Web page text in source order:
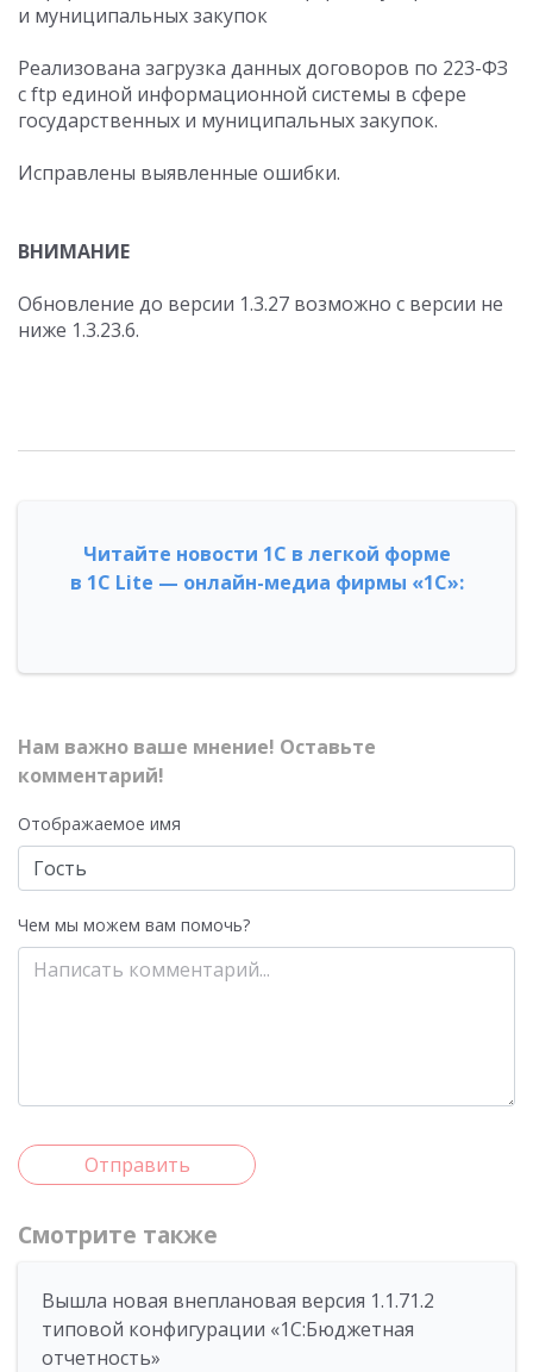
и муниципальных закупок
Реализована загрузка данных договоров по 223-ФЗ
с ftp единой информационной системы в сфере
государственных и муниципальных закупок.
Исправлены выявленные ошибки.
ВНИМАНИЕ
Обновление до версии 1.3.27 возможно с версии не
ниже 1.3.23.6.
Читайте новости 1С в легкой форме
в 1С Lite — онлайн-медиа фирмы «1С»:
Нам важно ваше мнение! Оставьте
комментарий!
Отображаемое имя
Чем мы можем вам помочь?
Отправить
Смотрите также
Вышла новая внеплановая версия 1.1.71.2
типовой конфигурации «1C:Бюджетная
отчетность»